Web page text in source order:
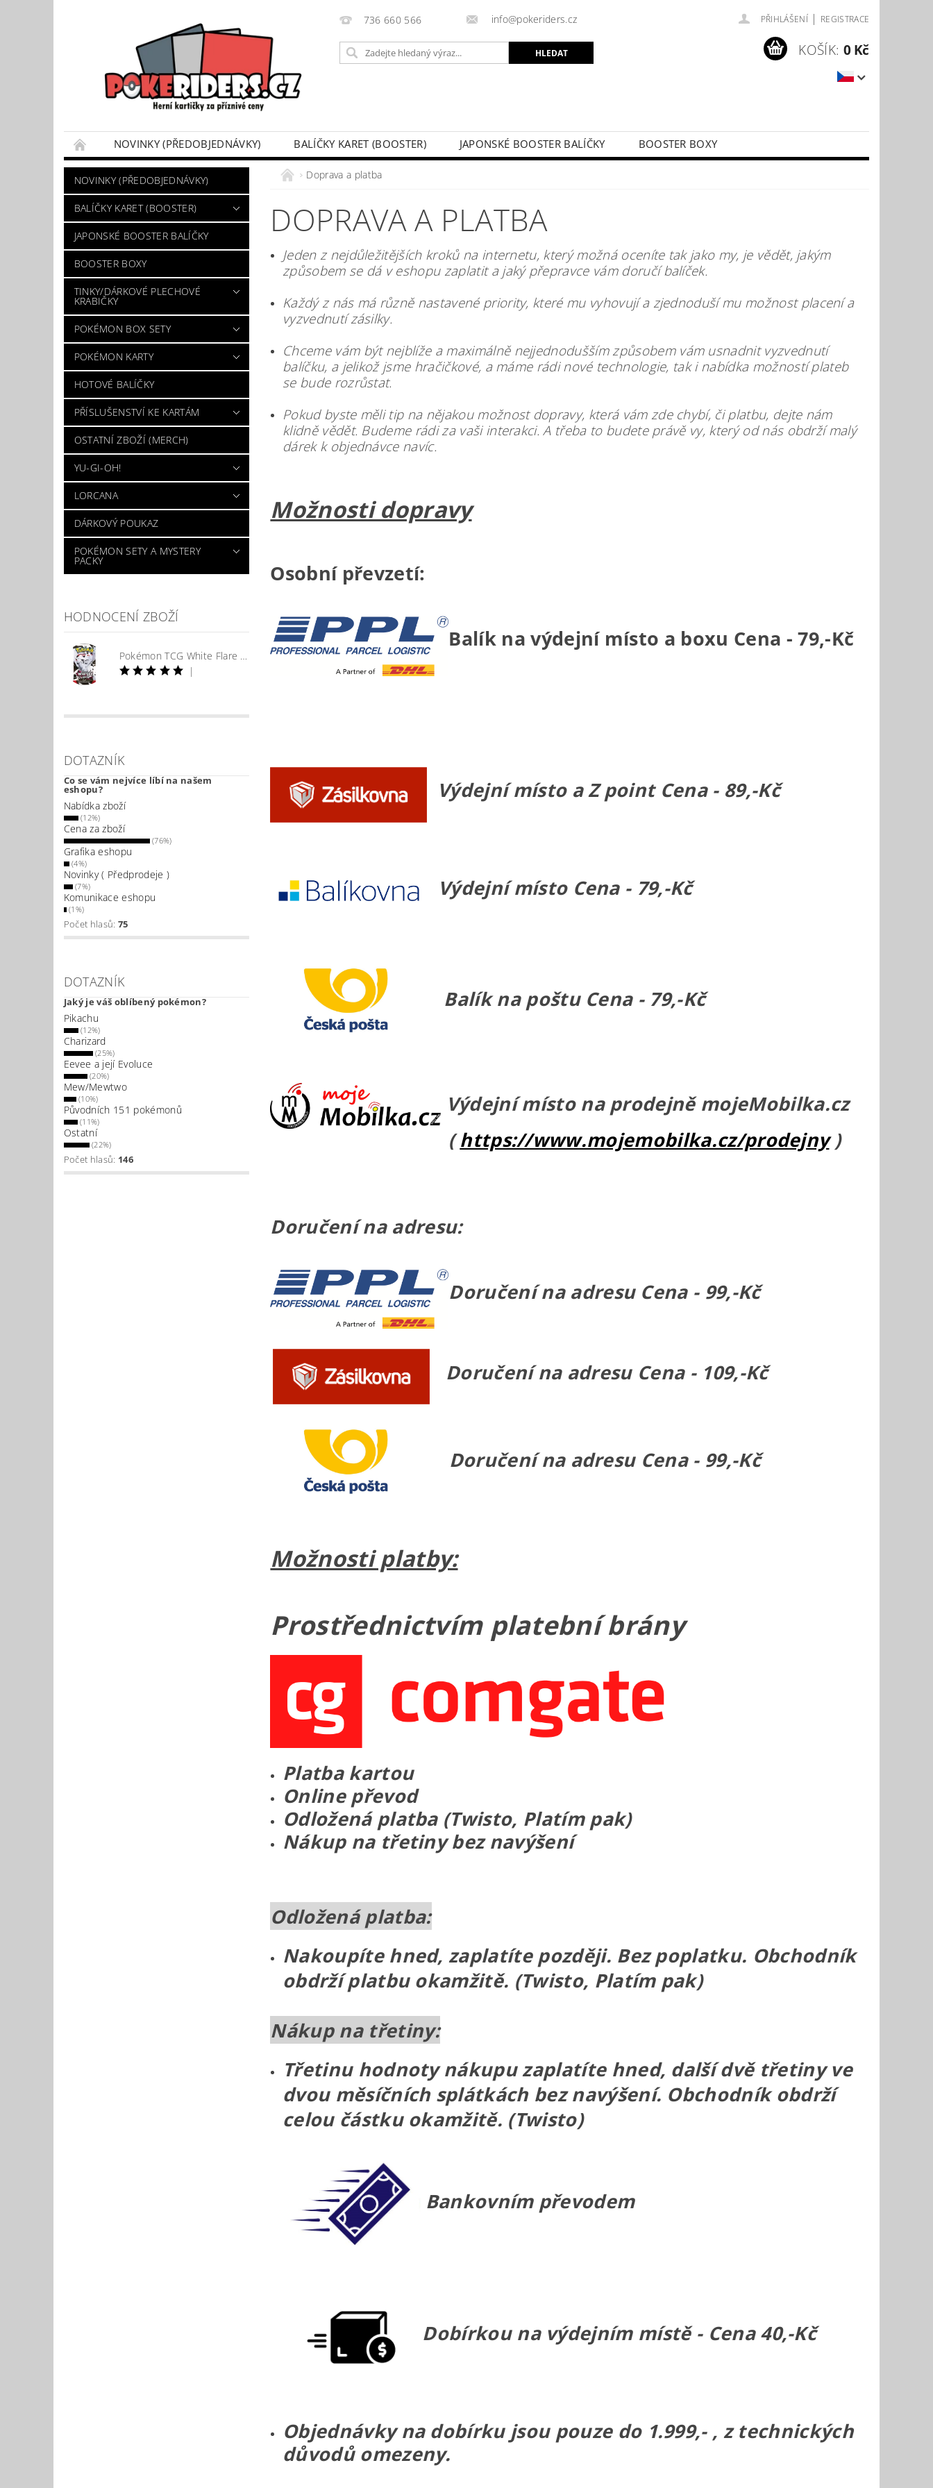
736 660 566 info@pokeriders.cz PŘIHLÁŠENÍ | REGISTRACE
KOŠÍK: 0 Kč
NOVINKY (PŘEDOBJEDNÁVKY) BALÍČKY KARET (BOOSTER) JAPONSKÉ BOOSTER BALÍČKY
BOOSTER BOXY
POKÉMON BOX SETY
TINKY/DÁRKOVÉ PLECHOVÉ KRABIČKY
VÝKUP POKÉMON KARET
DÁRKOVÝ POUKAZ
NOVINKY (PŘEDOBJEDNÁVKY)
BALÍČKY KARET (BOOSTER)
JAPONSKÉ BOOSTER BALÍČKY
BOOSTER BOXY
TINKY/DÁRKOVÉ PLECHOVÉ
KRABIČKY
POKÉMON BOX SETY
POKÉMON KARTY
HOTOVÉ BALÍČKY
PŘÍSLUŠENSTVÍ KE KARTÁM
OSTATNÍ ZBOŽÍ (MERCH)
YU-GI-OH!
LORCANA
DÁRKOVÝ POUKAZ
POKÉMON SETY A MYSTERY
PACKY
HODNOCENÍ ZBOŽÍ
Pokémon TCG White Flare Booster
|
DOTAZNÍK
Co se vám nejvíce líbí na našem
eshopu?
Nabídka zboží
(12%)
Cena za zboží
(76%)
Grafika eshopu
(4%)
Novinky ( Předprodeje )
(7%)
Komunikace eshopu
(1%)
Počet hlasů: 75
DOTAZNÍK
Jaký je váš oblíbený pokémon?
Pikachu
(12%)
Charizard
(25%)
Eevee a její Evoluce
(20%)
Mew/Mewtwo
(10%)
Původních 151 pokémonů
(11%)
Ostatní
(22%)
Počet hlasů: 146
Doprava a platba
DOPRAVA A PLATBA
Jeden z nejdůležitějších kroků na internetu, který možná oceníte tak jako my, je vědět, jakým
způsobem se dá v eshopu zaplatit a jaký přepravce vám doručí balíček.
Každý z nás má různě nastavené priority, které mu vyhovují a zjednoduší mu možnost placení a
vyzvednutí zásilky.
Chceme vám být nejblíže a maximálně nejjednodušším způsobem vám usnadnit vyzvednutí
balíčku, a jelikož jsme hračičkové, a máme rádi nové technologie, tak i nabídka možností plateb
se bude rozrůstat.
Pokud byste měli tip na nějakou možnost dopravy, která vám zde chybí, či platbu, dejte nám
klidně vědět. Budeme rádi za vaši interakci. A třeba to budete právě vy, který od nás obdrží malý
dárek k objednávce navíc.
Možnosti dopravy
Osobní převzetí:
Balík na výdejní místo a boxu Cena - 79,-Kč
Výdejní místo a Z point Cena - 89,-Kč
Výdejní místo Cena - 79,-Kč
Balík na poštu Cena - 79,-Kč
Výdejní místo na prodejně mojeMobilka.cz
(https://www.mojemobilka.cz/prodejny)
Doručení na adresu:
Doručení na adresu Cena - 99,-Kč
Doručení na adresu Cena - 109,-Kč
Doručení na adresu Cena - 99,-Kč
Možnosti platby:
Prostřednictvím platební brány
Platba kartou
Online převod
Odložená platba (Twisto, Platím pak)
Nákup na třetiny bez navýšení
Odložená platba:
Nakoupíte hned, zaplatíte později. Bez poplatku. Obchodník
obdrží platbu okamžitě. (Twisto, Platím pak)
Nákup na třetiny:
Třetinu hodnoty nákupu zaplatíte hned, další dvě třetiny ve
dvou měsíčních splátkách bez navýšení. Obchodník obdrží
celou částku okamžitě. (Twisto)
Bankovním převodem
Dobírkou na výdejním místě - Cena 40,-Kč
Objednávky na dobírku jsou pouze do 1.999,- , z technických
důvodů omezeny.